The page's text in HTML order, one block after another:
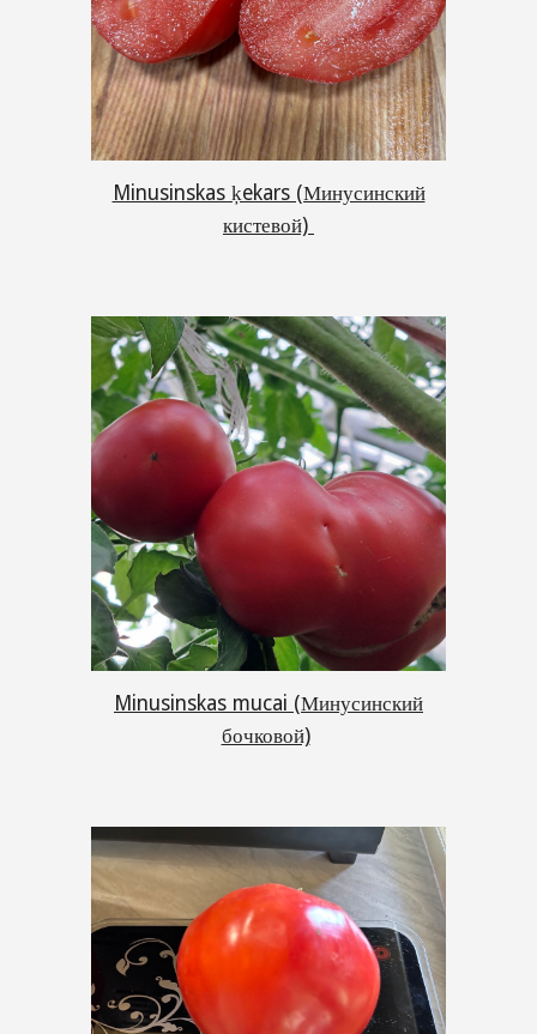
Minusinskas ķekars (Минусинский
кистевой)
Minusinskas mucai (Минусинский
бочковой)